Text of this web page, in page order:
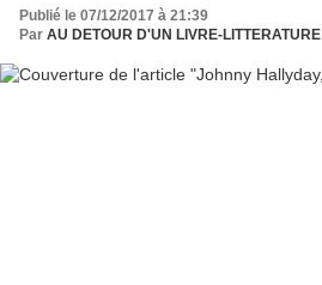
Publié le 07/12/2017 à 21:39
Par AU DETOUR D'UN LIVRE-LITTERATURE